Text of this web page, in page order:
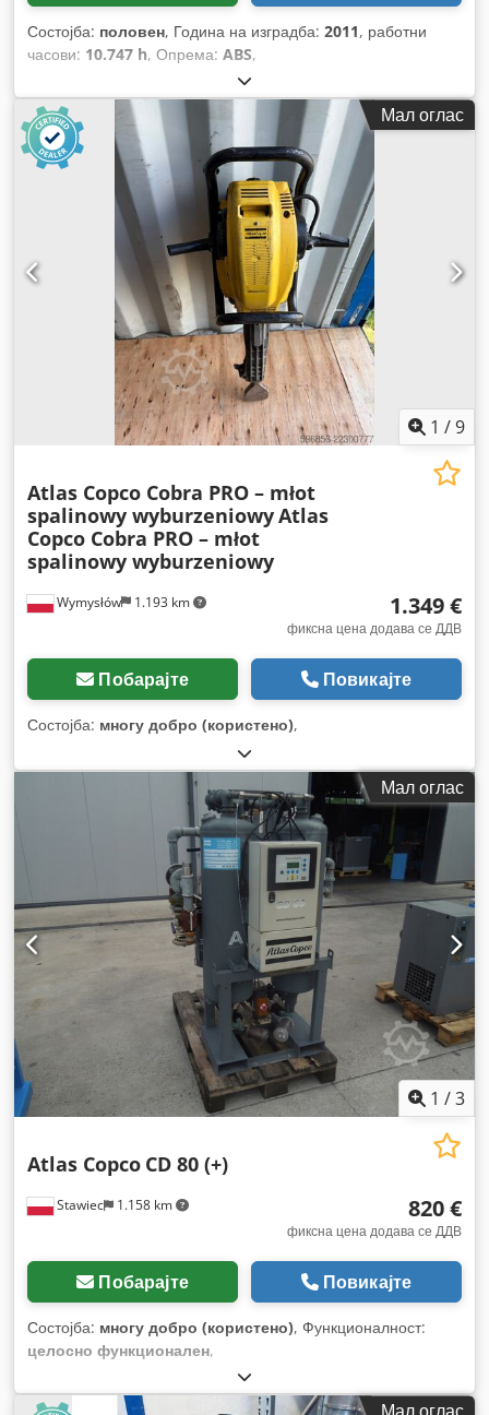
Состојба: половен, Година на изградба: 2011, работни
часови: 10.747 h, Опрема: ABS,
Мал оглас
1 /9
Wymysłów 1.193 km
Atlas Copco Cobra PRO – młot
spalinowy wyburzeniowyAtlas
Copco Cobra PRO – młot
spalinowy wyburzeniowy
1.349 €
фиксна цена додава се ДДВ
Побарајте Повикајте
Состојба: многу добро (користено),
Мал оглас
1 /3
Stawiec 1.158 km
Atlas Copco CD 80 (+)
820 €
фиксна цена додава се ДДВ
Побарајте Повикајте
Состојба: многу добро (користено), Функционалност:
целосно функционален,